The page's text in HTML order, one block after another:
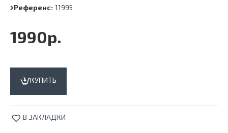
Референс: 11995
1990р.
КУПИТЬ
В ЗАКЛАДКИ